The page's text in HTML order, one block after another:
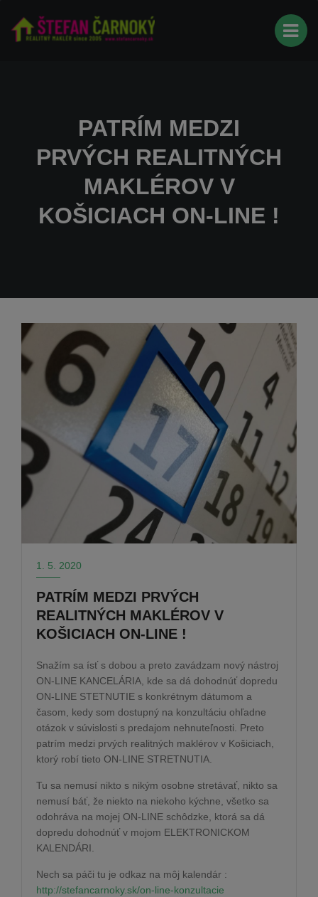
PATRÍM MEDZI
PRVÝCH REALITNÝCH
MAKLÉROV V
KOŠICIACH ON-LINE !
1. 5. 2020
PATRÍM MEDZI PRVÝCH
REALITNÝCH MAKLÉROV V
KOŠICIACH ON-LINE !
Snažím sa ísť s dobou a preto zavádzam nový nástroj
ON-LINE KANCELÁRIA, kde sa dá dohodnúť dopredu
ON-LINE STETNUTIE s konkrétnym dátumom a
časom, kedy som dostupný na konzultáciu ohľadne
otázok v súvislosti s predajom nehnuteľnosti. Preto
patrím medzi prvých realitných maklérov v Košiciach,
ktorý robí tieto ON-LINE STRETNUTIA.
Tu sa nemusí nikto s nikým osobne stretávať, nikto sa
nemusí báť, že niekto na niekoho kýchne, všetko sa
odohráva na mojej ON-LINE schôdzke, ktorá sa dá
dopredu dohodnúť v mojom ELEKTRONICKOM
KALENDÁRI.
Nech sa páči tu je odkaz na môj kalendár :
http://stefancarnoky.sk/on-line-konzultacie